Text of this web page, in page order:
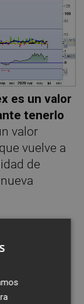
es un valor
tenerlo
valor
vuelve a
de
de
EE UU y
mercado